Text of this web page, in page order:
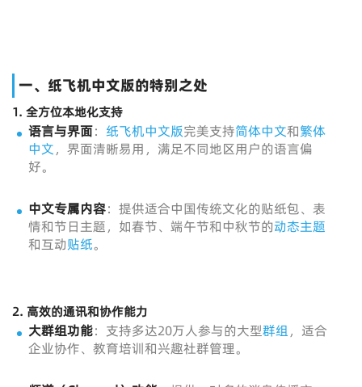
一、纸飞机中文版的特别之处
1. 全方位本地化支持
语言与界面： 纸飞机中文版完美支持简体中文和繁体
中文，界面清晰易用，满足不同地区用户的语言偏
好。
中文专属内容：提供适合中国传统文化的贴纸包、表
情和节日主题，如春节、端午节和中秋节的动态主题
和互动贴纸。
2. 高效的通讯和协作能力
大群组功能：支持多达20万人参与的大型群组，适合
企业协作、教育培训和兴趣社群管理。